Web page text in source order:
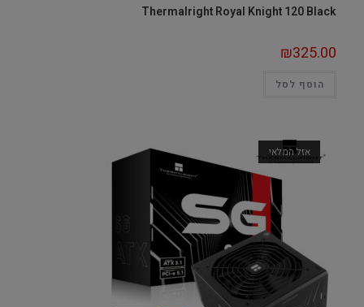
Thermalright Royal Knight 120 Black
₪325.00
הוסף לסל
אזל המלאי